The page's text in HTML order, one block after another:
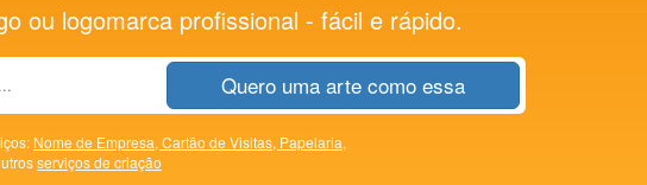
ou logomarca profissional - fácil e rápido.
Quero uma arte como essa
Nome de Empresa, Cartão de Visitas, Papelaria,
serviços de criação